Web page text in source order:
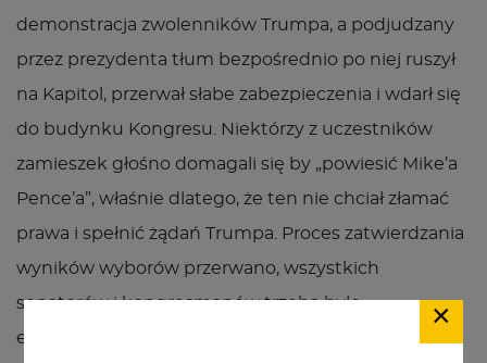
demonstracja zwolenników Trumpa, a podjudzany
przez prezydenta tłum bezpośrednio po niej ruszył
na Kapitol, przerwał słabe zabezpieczenia i wdarł się
do budynku Kongresu. Niektórzy z uczestników
zamieszek głośno domagali się by „powiesić Mike’a
Pence’a”, właśnie dlatego, że ten nie chciał złamać
prawa i spełnić żądań Trumpa. Proces zatwierdzania
wyników wyborów przerwano, wszystkich
senatorów i kongresmanów trzeba było
ewakuować. W ataku byli ranni oraz ofiary
×